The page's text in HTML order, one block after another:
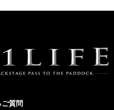
ご質問